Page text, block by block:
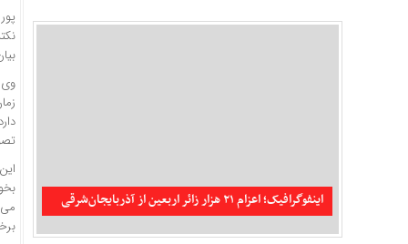
اینفوگرافیک؛ اعزام ۲۱ هزار زائر اربعین از آذربایجان‌شرقی
جاسک
وی